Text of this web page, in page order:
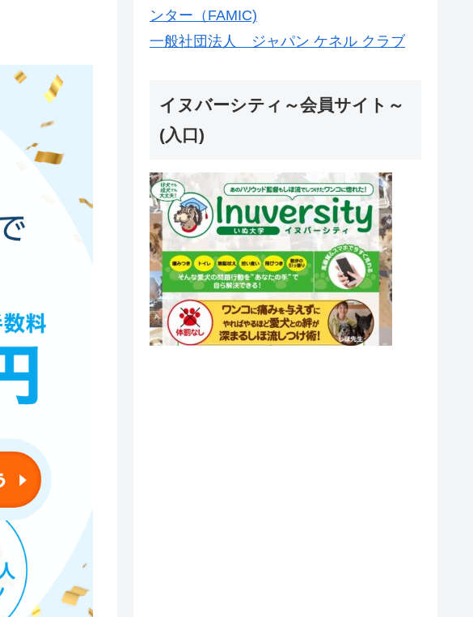
ンター（FAMIC)
一般社団法人 ジャパン ケネル クラブ
イヌバーシティ～会員サイト～
(入口)